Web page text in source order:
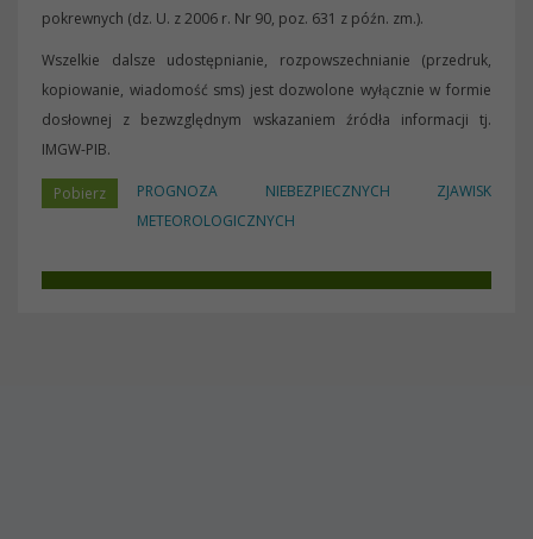
pokrewnych (dz. U. z 2006 r. Nr 90, poz. 631 z późn. zm.).
Wszelkie dalsze udostępnianie, rozpowszechnianie (przedruk,
kopiowanie, wiadomość sms) jest dozwolone wyłącznie w formie
dosłownej z bezwzględnym wskazaniem źródła informacji tj.
IMGW-PIB.
PROGNOZA NIEBEZPIECZNYCH ZJAWISK
METEOROLOGICZNYCH